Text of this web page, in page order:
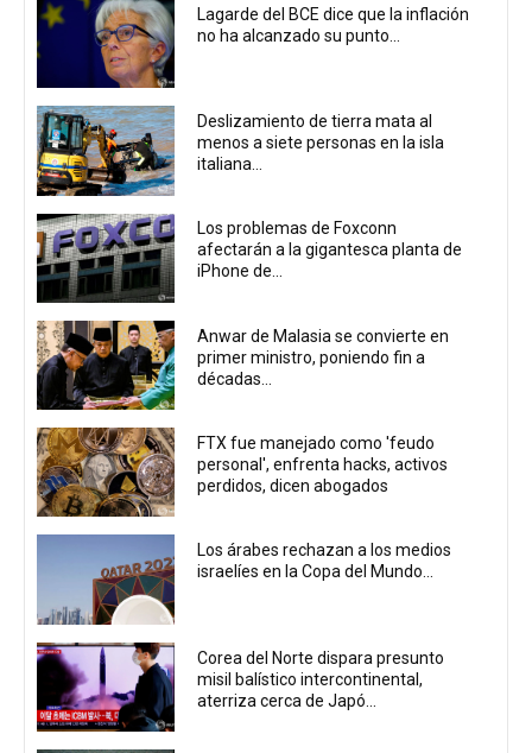
Lagarde del BCE dice que la inflación
no ha alcanzado su punto...
Deslizamiento de tierra mata al
menos a siete personas en la isla
italiana...
Los problemas de Foxconn
afectarán a la gigantesca planta de
iPhone de...
Anwar de Malasia se convierte en
primer ministro, poniendo fin a
décadas...
FTX fue manejado como 'feudo
personal', enfrenta hacks, activos
perdidos, dicen abogados
Los árabes rechazan a los medios
israelíes en la Copa del Mundo...
Corea del Norte dispara presunto
misil balístico intercontinental,
aterriza cerca de Japó...